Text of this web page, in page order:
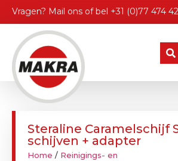
Vragen? Mail ons of bel +31 (0)77 474
Steraline Caramelschijf
schijven + adapter
Home / Reinigings- en